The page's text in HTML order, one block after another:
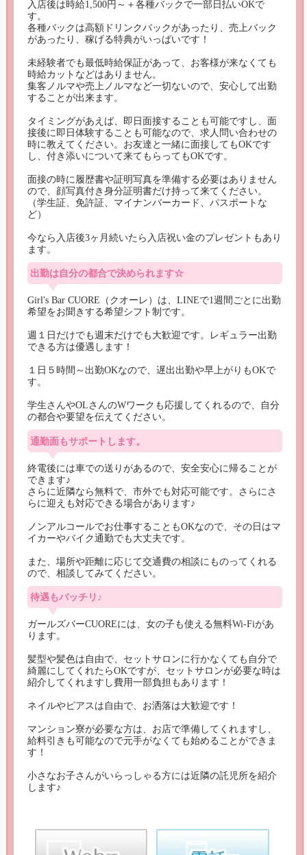
入店後は時給1,500円～＋各種バックで一部日払いOKで
す。
各種バックは高額ドリンクバックがあったり、売上バック
があったり、稼げる特典がいっぱいです！
未経験者でも最低時給保証があって、お客様が来なくても
時給カットなどはありません。
集客ノルマや売上ノルマなど一切ないので、安心して出勤
することが出来ます。
タイミングがあえば、即日面接することも可能ですし、面
接後に即日体験することも可能なので、求人問い合わせの
時に教えてください。お友達と一緒に面接してもOKです
し、付き添いについて来てもらってもOKです。
面接の時に履歴書や証明写真を準備する必要はありません
ので、顔写真付き身分証明書だけ持って来てください。
（学生証、免許証、マイナンバーカード、パスポートな
ど）
今なら入店後3ヶ月続いたら入店祝い金のプレゼントもあり
ます。
出勤は自分の都合で決められます☆
Girl's Bar CUORE（クオーレ）は、LINEで1週間ごとに出勤
希望をお聞きする希望シフト制です。
週１日だけでも週末だけでも大歓迎です。レギュラー出勤
できる方は優遇します！
１日５時間～出勤OKなので、遅出出勤や早上がりもOKで
す。
学生さんやOLさんのWワークも応援してくれるので、自分
の都合や要望を伝えてください。
通勤面もサポートします。
終電後には車での送りがあるので、安全安心に帰ることが
できます♪
さらに近隣なら無料で、市外でも対応可能です。さらにさ
らに迎えも対応できる場合があります♪
ノンアルコールでお仕事することもOKなので、その日はマ
イカーやバイク通勤でも大丈夫です。
また、場所や距離に応じて交通費の相談にものってくれる
ので、相談してみてください。
待遇もバッチリ♪
ガールズバーCUOREには、女の子も使える無料Wi-Fiがあ
ります。
髪型や髪色は自由で、セットサロンに行かなくても自分で
綺麗にしてくれたらOKですが、セットサロンが必要な時は
紹介してくれますし費用一部負担もあります！
ネイルやピアスは自由で、お洒落は大歓迎です！
マンション寮が必要な方は、お店で準備してくれますし、
給料引きも可能なので元手がなくても始めることができま
す！
小さなお子さんがいらっしゃる方には近隣の託児所を紹介
します♪